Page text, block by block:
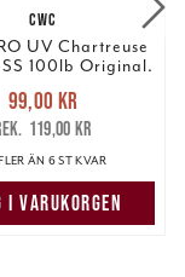
CWC
UV Chartreuse
100lb Original.
pris
krTidigare pris
119,00 kr
99,00 kr
119,00 kr
ÄN 6 ST KVAR
I VARUKORGEN